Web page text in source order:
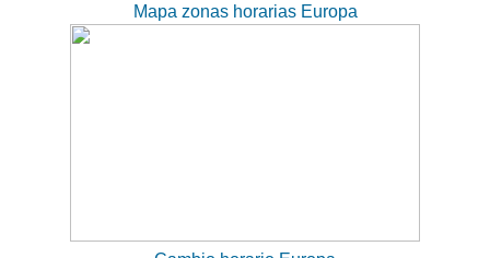
Mapa zonas horarias Europa